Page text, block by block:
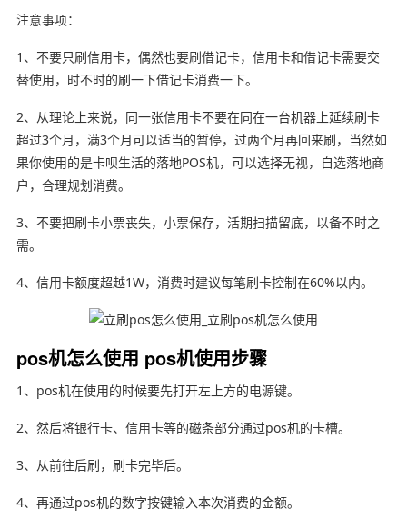
注意事项：
1、不要只刷信用卡，偶然也要刷借记卡，信用卡和借记卡需要交
替使用，时不时的刷一下借记卡消费一下。
2、从理论上来说，同一张信用卡不要在同在一台机器上延续刷卡
超过3个月，满3个月可以适当的暂停，过两个月再回来刷，当然如
果你使用的是卡呗生活的落地POS机，可以选择无视，自选落地商
户，合理规划消费。
3、不要把刷卡小票丧失，小票保存，活期扫描留底，以备不时之
需。
4、信用卡额度超越1W，消费时建议每笔刷卡控制在60%以内。
pos机怎么使用 pos机使用步骤
1、pos机在使用的时候要先打开左上方的电源键。
2、然后将银行卡、信用卡等的磁条部分通过pos机的卡槽。
3、从前往后刷，刷卡完毕后。
4、再通过pos机的数字按键输入本次消费的金额。